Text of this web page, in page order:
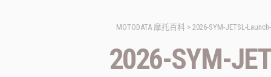
MOTODATA 摩托百科 > 2026-SYM-JETSL-
2026-SYM-